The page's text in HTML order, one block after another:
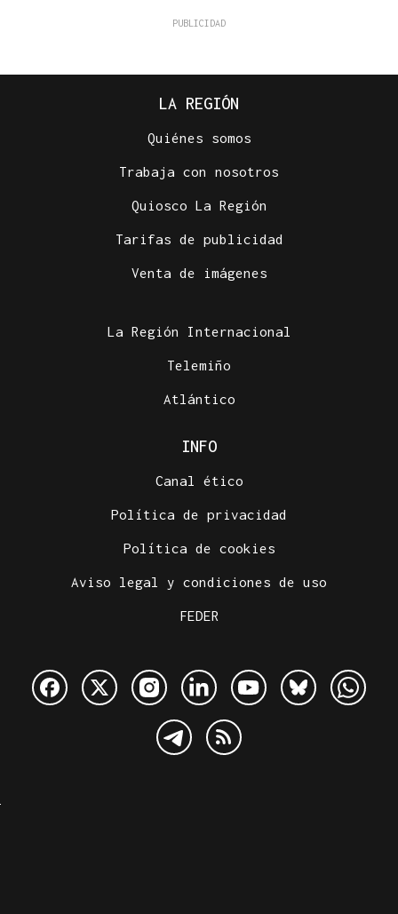
LA REGIÓN
Quiénes somos
Trabaja con nosotros
Quiosco La Región
Tarifas de publicidad
Venta de imágenes
La Región Internacional
Telemiño
Atlántico
INFO
Canal ético
Política de privacidad
Política de cookies
Aviso legal y condiciones de uso
FEDER